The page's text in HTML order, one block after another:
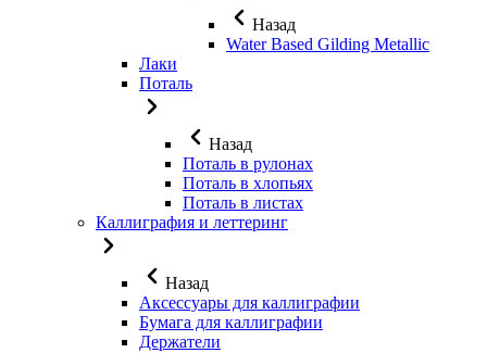
Назад
Water Based Gilding Metallic
Лаки
Поталь
Назад
Поталь в рулонах
Поталь в хлопьях
Поталь в листах
Каллиграфия и леттеринг
Назад
Аксессуары для каллиграфии
Бумага для каллиграфии
Держатели